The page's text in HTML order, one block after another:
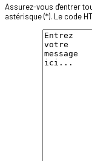
Assurez-vous d'entrer
astérisque (*). Le code